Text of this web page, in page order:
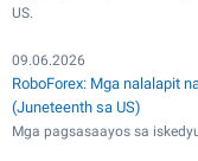
US.
09.06.2026
RoboForex: Mga nalalapit
(Juneteenth sa US)
Mga pagsasaayos sa